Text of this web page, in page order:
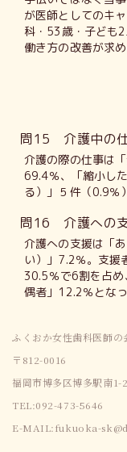
が医師としてのキ
科・53歳・子ども
働き方の改善が求め
問15 介護中の
介護の際の仕事は
69.4％、「縮小し
る）」５件（0.9％
問16 介護への
介護への支援は「
い）」7.2％。支援
30.5％で6割を占
偶者」12.2％となっ
ふくおか女性歯科医師の
〒812-0016
福岡市博多区博多駅南
TEL:092-473-5646
E-MAIL:fukuoka-